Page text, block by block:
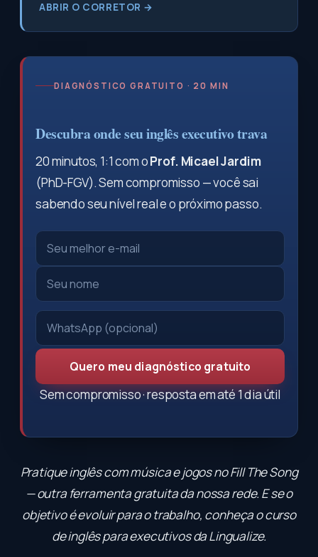
ABRIR O CORRETOR →
DIAGNÓSTICO GRATUITO · 20 MIN
Descubra onde seu inglês executivo trava
20 minutos, 1:1 com oProf. Micael Jardim
(PhD-FGV). Sem compromisso — você sai
sabendo seu nível real e o próximo passo.
Quero meu diagnóstico gratuito
Sem compromisso · resposta em até 1 dia útil
Pratique inglês com música e jogos noFill The Song
— outra ferramenta gratuita da nossa rede. E se o
objetivo é evoluir para o trabalho, conheça ocurso
de inglês para executivosda Lingualize.